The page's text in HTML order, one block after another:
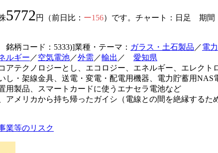
5772円（前日比： ー156）です。チャート：日足 期
柄コード：5333)]業種・テーマ： ガラス・土石製品 ／電力
ルギー ／空気電池／外需／輸出 ／ 愛知県
アテクノロジーとし、エコロジー、エネルギー、エレクト
し・架線金具、送電・変電・配電用機器、電力貯蓄用
用製品、スマートカードに使うエナセラ電池など
アメリカから持ち帰ったガイシ（電線との間を絶縁するた
業等のリスク